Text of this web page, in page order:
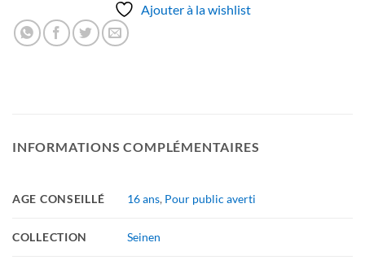
Ajouter à la wishlist
INFORMATIONS COMPLÉMENTAIRES
AGE CONSEILLÉ 16 ans, Pour public averti
COLLECTION Seinen